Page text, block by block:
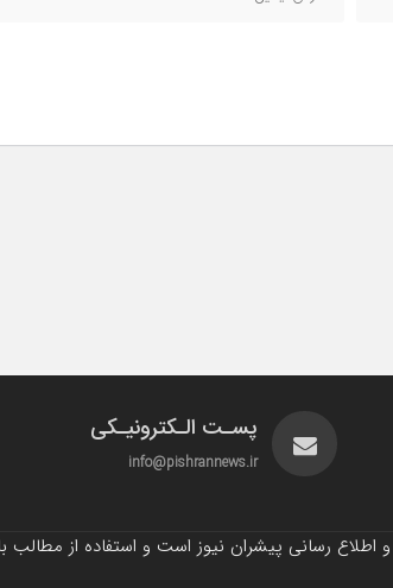
پسـت الـکترونیـکی
info@pishrannews.ir
رسانی پیشران نیوز است و استفاده از مطالب